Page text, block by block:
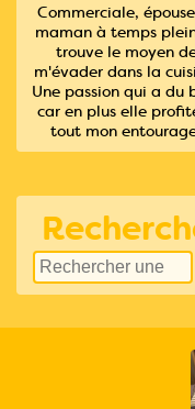
Commerciale,
maman à temps
trouve le moyen
m'évader dans la
Une passion qui a du
car en plus elle
tout mon